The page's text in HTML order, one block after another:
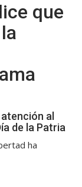
que
al
de la Patria
ha